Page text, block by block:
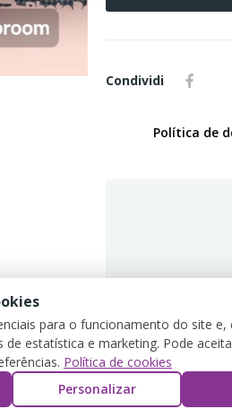
Condividi
Política de
DEL PRODOTTO
para o funcionamento do site e,
estatística e marketing. Pode
Política de cookies
Personalizar